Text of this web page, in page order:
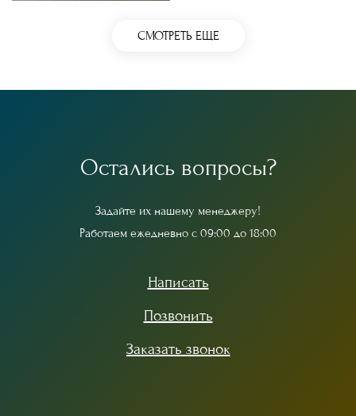
СМОТРЕТЬ ЕЩЕ
Остались вопросы?
Задайте их нашему менеджеру!
Работаем ежедневно с 09:00 до 18:00
Написать
Позвонить
Заказать звонок